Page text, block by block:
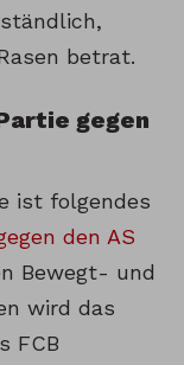
betrat.
gegen
ist folgendes
den AS
Bewegt- und
wird das
FCB